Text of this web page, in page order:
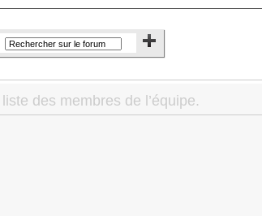
des membres de l’équipe.